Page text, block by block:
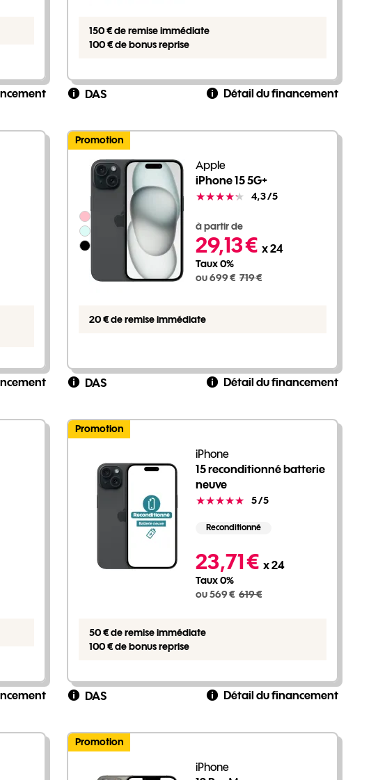
150 € de remise immédiate
100 € de bonus reprise
DAS Détail du financement
Promotion
Groupe de couleurs disponibles non sélectionnables
Apple
iPhone 15 5G+
Note
4,3/5
699 euros au lieu de 719 euros
à partir de
29,13 € x 24
Taux 0%
ou 699 € 719 €
20 € de remise immédiate
DAS Détail du financement
Promotion
iPhone
15 reconditionné batterie
neuve
Note
5/5
Reconditionné
23,71 € x 24
Taux 0%
ou 569 € 619 €
50 € de remise immédiate
100 € de bonus reprise
DAS Détail du financement
Promotion
iPhone